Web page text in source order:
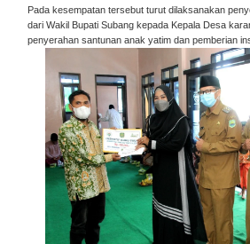
Pada kesempatan tersebut turut dilaksanakan
dari Wakil Bupati Subang kepada Kepala Desa
penyerahan santunan anak yatim dan pemberian